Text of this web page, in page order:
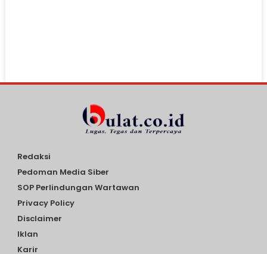
Redaksi
Pedoman Media Siber
SOP Perlindungan Wartawan
Privacy Policy
Disclaimer
Iklan
Karir